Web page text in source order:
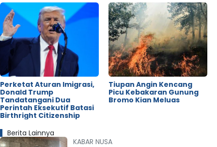
Perketat Aturan Imigrasi,
Donald Trump
Tandatangani Dua
Perintah Eksekutif Batasi
Birthright Citizenship
Tiupan Angin Kencang
Picu Kebakaran Gunung
Bromo Kian Meluas
Berita Lainnya
KABAR NUSA